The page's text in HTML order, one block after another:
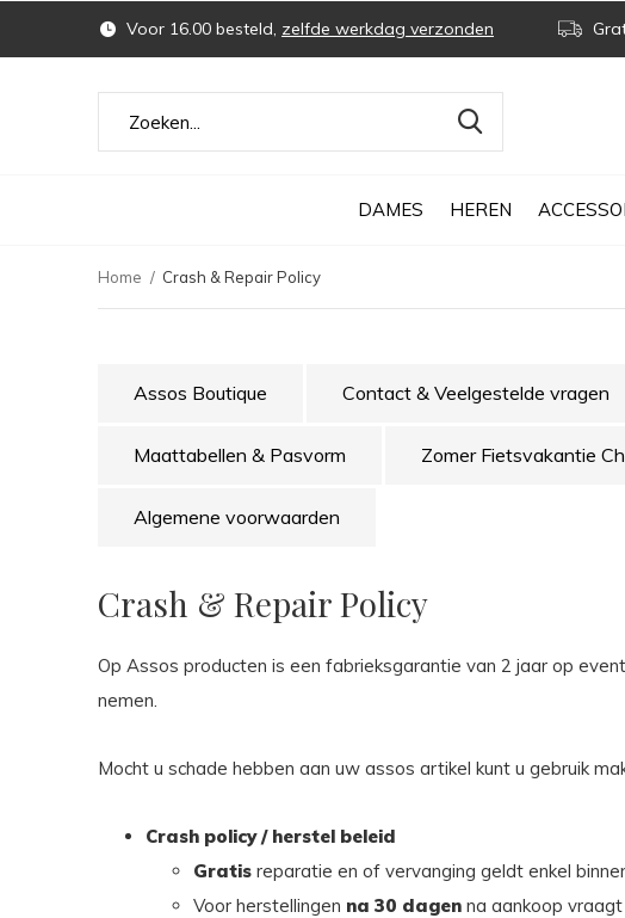
DAMES HEREN
Voor 16.00 besteld, zelfde werkdag verzonden
Home Crash & Repair Policy
Assos Boutique Contact & Veelgestelde vragen
Maattabellen & Pasvorm Zomer Fietsvakantie
Algemene voorwaarden
Crash & Repair Policy
Op Assos producten is een fabrieksgarantie van 2 jaar op
nemen.
Mocht u schade hebben aan uw assos artikel kunt u gebruik
Crash policy / herstel beleid
Gratis reparatie en of vervanging geldt enkel
Voor herstellingen na 30 dagen na aankoop